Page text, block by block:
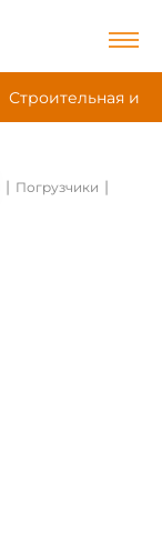
Строительная и
| Погрузчики |